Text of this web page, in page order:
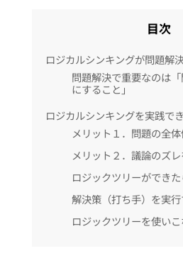
目次
ロジカルシンキングが問題解
問題解決で重要なのは
にすること」
ロジカルシンキングを実践で
メリット１．問題の全
メリット２．議論のズ
ロジックツリーができ
解決策（打ち手）を実
ロジックツリーを使い